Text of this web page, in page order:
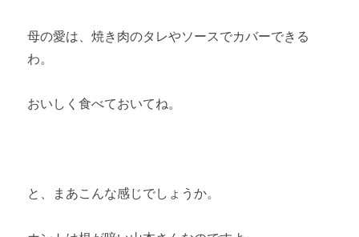
母の愛は、焼き肉のタレやソースでカバーできる
わ。
おいしく食べておいてね。
と、まあこんな感じでしょうか。